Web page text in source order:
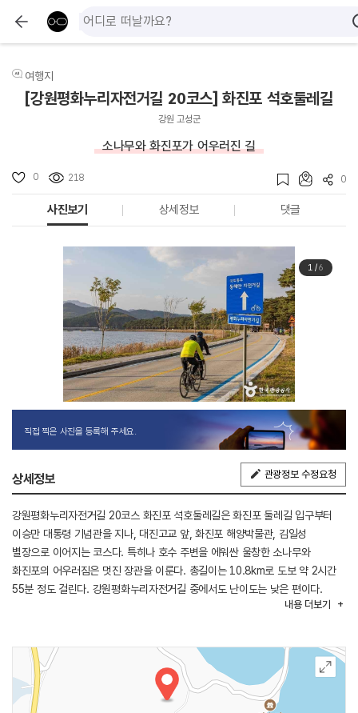
여행지
[강원평화누리자전거길 20코스] 화진포 석호둘레길
강원 고성군
소나무와 화진포가 어우러진 길
0 218 0
사진보기 상세정보 댓글
1/6
직접 찍은 사진을 등록해 주세요.
상세정보 관광정보 수정요청
강원평화누리자전거길 20코스 화진포 석호둘레길은 화진포 둘레길 입구부터
이승만 대통령 기념관을 지나, 대진고교 앞, 화진포 해양박물관, 김일성
별장으로 이어지는 코스다. 특히나 호수 주변을 에워싼 울창한 소나무와
화진포의 어우러짐은 멋진 장관을 이룬다. 총길이는 10.8km로 도보 약 2시간
55분 정도 걸린다. 강원평화누리자전거길 중에서도 난이도는 낮은 편이다.
내용 더보기